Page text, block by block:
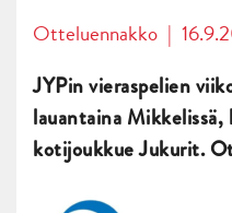
Otteluennakko |
JYPin vieraspelien
lauantaina Mikkelissä,
kotijoukkue Jukurit.